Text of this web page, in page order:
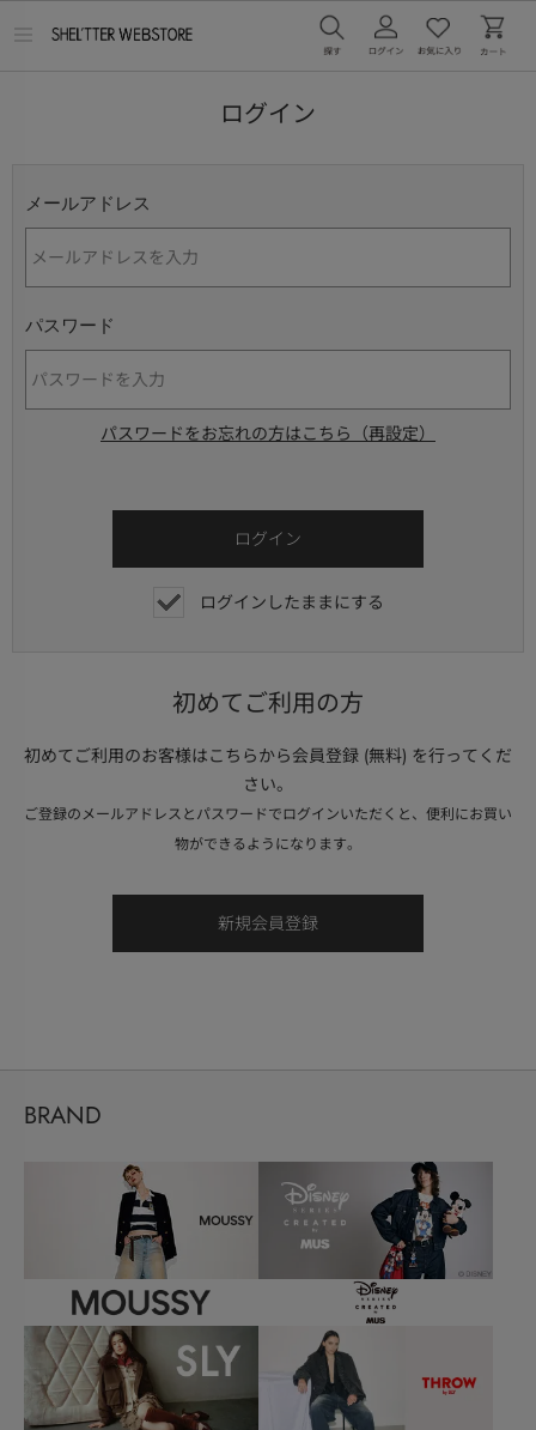
ログイン
メールアドレス
パスワード
パスワードをお忘れの方はこちら（再設定）
ログインしたままにする
初めてご利用の方
初めてご利用のお客様はこちらから会員登録 (無料) を行ってくだ
さい。
ご登録のメールアドレスとパスワードでログインいただくと、便利にお買い
物ができるようになります。
BRAND